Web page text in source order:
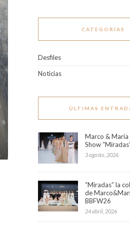
CATEGORÍAS
Desfiles
Noticias
ÚLTIMAS
Marco & María
Show
3 agosto, 2026
“Miradas” la
de
BBFW26
24 abril, 2026